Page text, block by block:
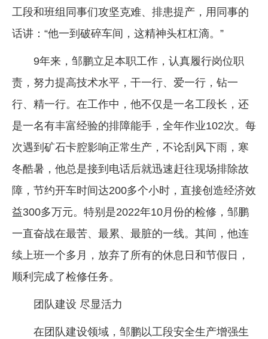
工段和班组同事们攻坚克难、排患提产，用同事的
话讲：“他一到破碎车间，这精神头杠杠滴。”
9年来，邹鹏立足本职工作，认真履行岗位职
责，努力提高技术水平，干一行、爱一行，钻一
行、精一行。在工作中，他不仅是一名工段长，还
是一名有丰富经验的排障能手，全年作业102次。每
次遇到矿石卡腔影响正常生产，不论刮风下雨，寒
冬酷暑，他总是接到电话后就迅速赶往现场排除故
障，节约开车时间达200多个小时，直接创造经济效
益300多万元。特别是2022年10月份的检修，邹鹏
一直奋战在最苦、最累、最脏的一线。其间，他连
续上班一个多月，放弃了所有的休息日和节假日，
顺利完成了检修任务。
团队建设 尽显活力
在团队建设领域，邹鹏以工段安全生产增强生